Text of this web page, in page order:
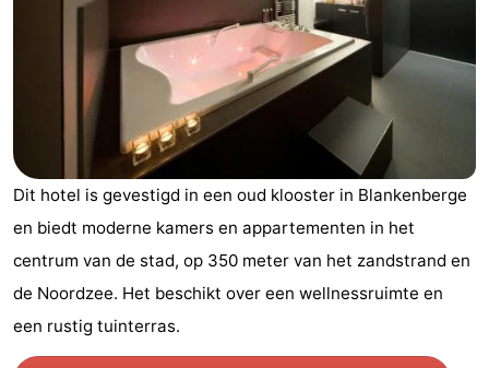
Zeebrugge
Green
Seaside
Bed
breakfasts)
Hotels
Vakantiehuizen
Dit hotel is gevestigd in een oud klooster in Blankenberge
en biedt moderne kamers en appartementen in het
centrum van de stad, op 350 meter van het zandstrand en
de Noordzee. Het beschikt over een wellnessruimte en
een rustig tuinterras.